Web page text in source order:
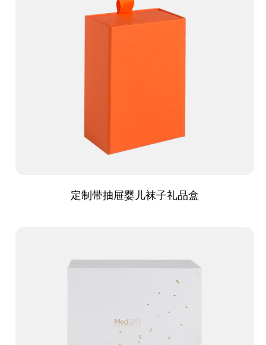
定制带抽屉婴儿袜子礼品盒